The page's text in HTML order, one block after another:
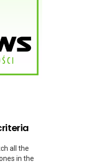
all the
in the